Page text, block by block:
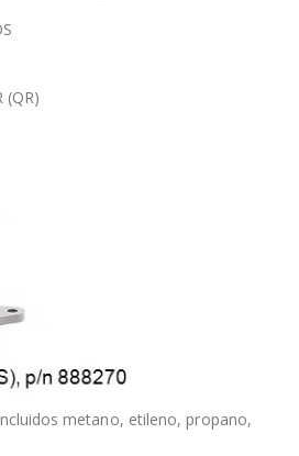
(QR)
metano, etileno, propano,